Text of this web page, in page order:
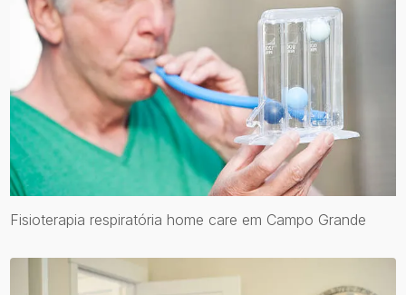
Fisioterapia respiratória home care em Campo Grande